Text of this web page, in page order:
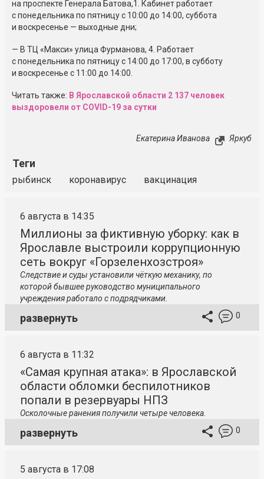
на проспекте Генерала Батова,1. Кабинет работает
с понедельника по пятницу с 10:00 до 14:00, суббота
и воскресенье — выходные дни;
— В ТЦ «Макси» улица Фурманова, 4. Работает
с понедельника по пятницу с 14:00 до 17:00, в субботу
и воскресенье с 11:00 до 14:00.
Читать также: В Ярославской области 2 137 человек
выздоровели от COVID-19 за сутки
Екатерина Иванова Яркуб
Теги
рыбинск коронавирус вакцинация
6 августа в 14:35
Миллионы за фиктивную уборку: как в
Ярославле выстроили коррупционную
сеть вокруг «Горзеленхозстроя»
Следствие и суды установили чёткую механику, по
которой бывшее руководство муниципального
учреждения работало с подрядчиками.
развернуть 0
6 августа в 11:32
«Самая крупная атака»: в Ярославской
области обломки беспилотников
попали в резервуары НПЗ
Осколочные ранения получили четыре человека.
развернуть 0
5 августа в 17:08